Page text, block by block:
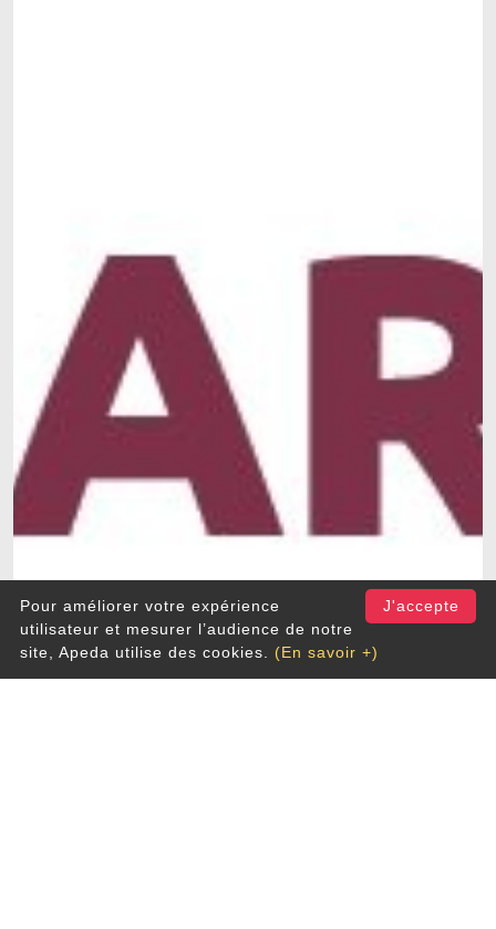
J'accepte
Pour améliorer votre expérience
utilisateur et mesurer l’audience de notre
site, Apeda utilise des cookies. (En savoir +)